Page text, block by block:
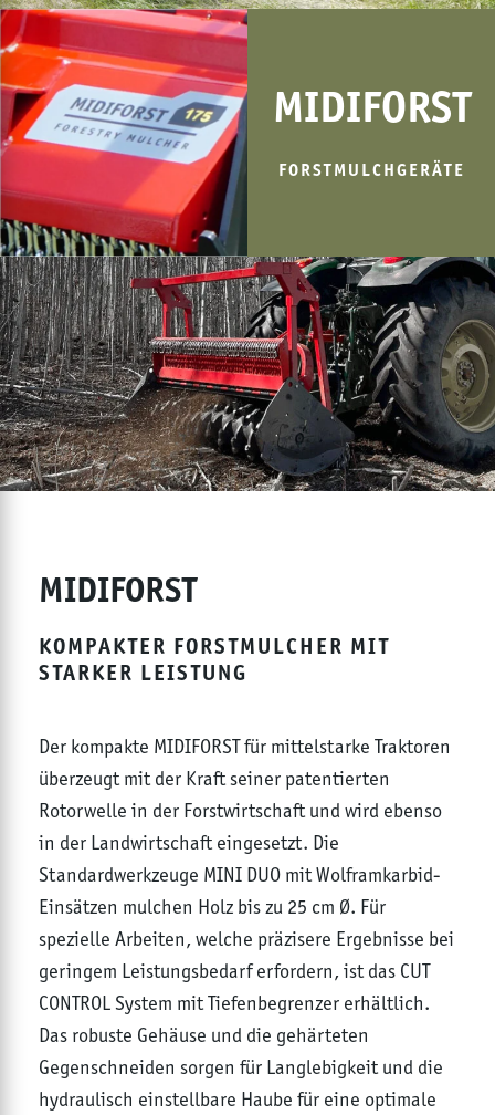
MIDIFORST
FORSTMULCHGERÄTE
MIDIFORST
KOMPAKTER FORSTMULCHER MIT
STARKER LEISTUNG
Der kompakte MIDIFORST für mittelstarke Traktoren
überzeugt mit der Kraft seiner patentierten
Rotorwelle in der Forstwirtschaft und wird ebenso
in der Landwirtschaft eingesetzt. Die
Standardwerkzeuge MINI DUO mit Wolframkarbid-
Einsätzen mulchen Holz bis zu 25 cm Ø. Für
spezielle Arbeiten, welche präzisere Ergebnisse bei
geringem Leistungsbedarf erfordern, ist das CUT
CONTROL System mit Tiefenbegrenzer erhältlich.
Das robuste Gehäuse und die gehärteten
Gegenschneiden sorgen für Langlebigkeit und die
hydraulisch einstellbare Haube für eine optimale